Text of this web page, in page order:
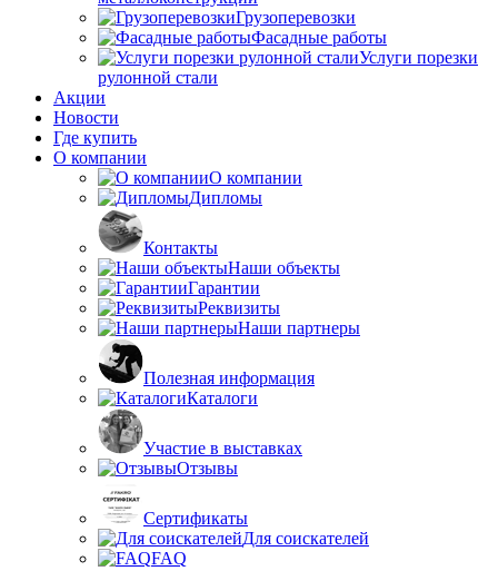
Грузоперевозки
Фасадные работы
Услуги порезки
рулонной стали
Акции
Новости
Где купить
О компании
О компании
Дипломы
Контакты
Наши объекты
Гарантии
Реквизиты
Наши партнеры
Полезная информация
Каталоги
Участие в выставках
Отзывы
Сертификаты
Для соискателей
FAQ